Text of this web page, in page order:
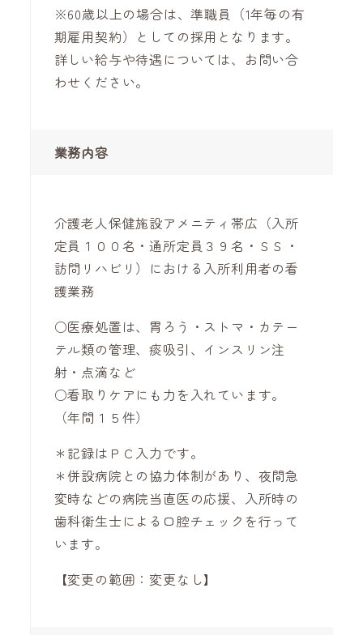
※60歳以上の場合は、準職員（1年毎の有
期雇用契約）としての採用となります。
詳しい給与や待遇については、お問い合
わせください。
業務内容
介護老人保健施設アメニティ帯広（入所
定員１００名・通所定員３９名・ＳＳ・
訪問リハビリ）における入所利用者の看
護業務
○医療処置は、胃ろう・ストマ・カテー
テル類の管理、痰吸引、インスリン注
射・点滴など
○看取りケアにも力を入れています。
（年間１５件）
＊記録はＰＣ入力です。
＊併設病院との協力体制があり、夜間急
変時などの病院当直医の応援、入所時の
歯科衛生士による口腔チェックを行って
います。
【変更の範囲：変更なし】